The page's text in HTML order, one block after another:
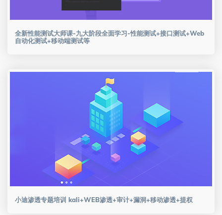
全新性能测试大师课-九大阶段全面学习-性能测试+接口测试+Web
自动化测试+移动端测试等
小迪渗透专题培训 kali+WEB渗透+审计+漏洞+移动渗透+提权